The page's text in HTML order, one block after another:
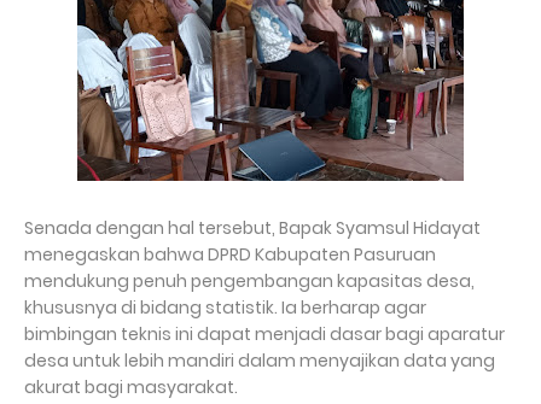
Senada dengan hal tersebut, Bapak Syamsul Hidayat
menegaskan bahwa DPRD Kabupaten Pasuruan
mendukung penuh pengembangan kapasitas desa,
khususnya di bidang statistik. Ia berharap agar
bimbingan teknis ini dapat menjadi dasar bagi aparatur
desa untuk lebih mandiri dalam menyajikan data yang
akurat bagi masyarakat.